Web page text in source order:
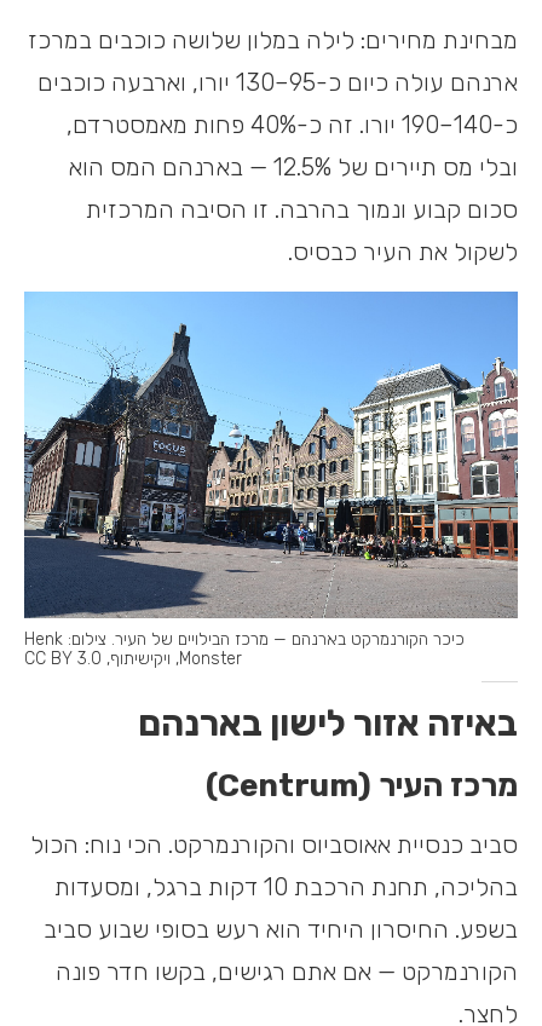
מבחינת מחירים: לילה במלון שלושה כוכבים במרכז
ארנהם עולה כיום כ-95–130 יורו, וארבעה כוכבים
כ-140–190 יורו. זה כ-40% פחות מאמסטרדם,
ובלי מס תיירים של 12.5% — בארנהם המס הוא
סכום קבוע ונמוך בהרבה. זו הסיבה המרכזית
לשקול את העיר כבסיס.
כיכר הקורנמרקט בארנהם — מרכז הבילויים של העיר. צילום: Henk
Monster, ויקישיתוף, CC BY 3.0
באיזה אזור לישון בארנהם
מרכז העיר (Centrum)
סביב כנסיית אאוסביוס והקורנמרקט. הכי נוח: הכול
בהליכה, תחנת הרכבת 10 דקות ברגל, ומסעדות
בשפע. החיסרון היחיד הוא רעש בסופי שבוע סביב
הקורנמרקט — אם אתם רגישים, בקשו חדר פונה
לחצר.